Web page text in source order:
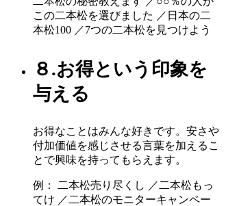
この二本松を選びました ／日本の二
本松100 ／7つの二本松を見つけよう
８.お得という印象を
与える
お得なことはみんな好きです。安さや
付加価値を感じさせる言葉を加えるこ
とで興味を持ってもらえます。
例： 二本松売り尽くし ／二本松もっ
てけ ／二本松のモニターキャンペー